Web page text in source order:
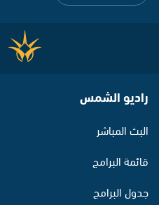
راديو الشمس
البث المباشر
قائمة البرامج
جدول البرامج